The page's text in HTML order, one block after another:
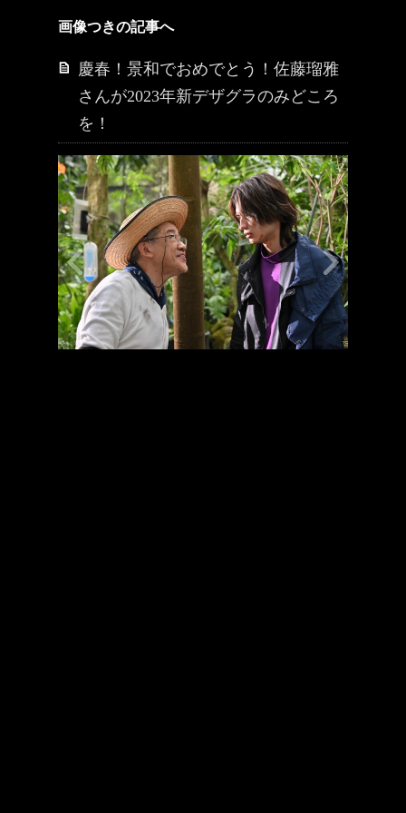
画像つきの記事へ
慶春！景和でおめでとう！佐藤瑠雅
さんが2023年新デザグラのみどころ
を！